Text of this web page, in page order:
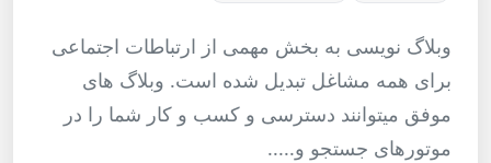
وبلاگ نویسی به بخش مهمی از ارتباطات اجتماعی
برای همه مشاغل تبدیل شده است. وبلاگ های
موفق میتوانند دسترسی و کسب و کار شما را در
موتورهای جستجو و.....